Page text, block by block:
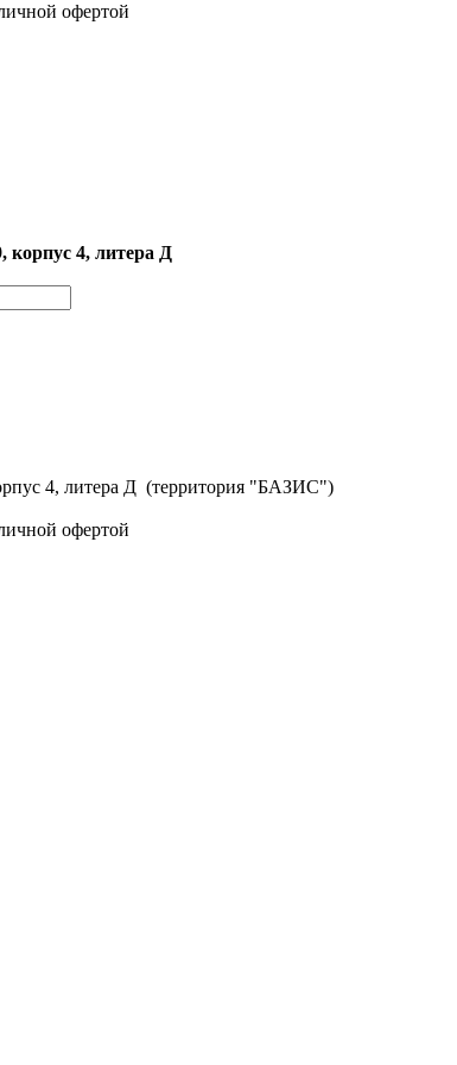
офертой
корпус 4, литера Д
4, литера Д (территория "БАЗИС")
офертой